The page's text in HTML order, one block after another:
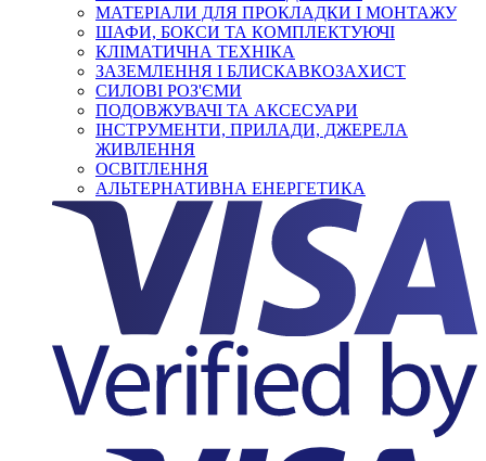
МАТЕРІАЛИ ДЛЯ ПРОКЛАДКИ І МОНТАЖУ
ШАФИ, БОКСИ ТА КОМПЛЕКТУЮЧІ
КЛІМАТИЧНА ТЕХНІКА
ЗАЗЕМЛЕННЯ І БЛИСКАВКОЗАХИСТ
СИЛОВІ РОЗ'ЄМИ
ПОДОВЖУВАЧІ ТА АКСЕСУАРИ
ІНСТРУМЕНТИ, ПРИЛАДИ, ДЖЕРЕЛА
ЖИВЛЕННЯ
ОСВІТЛЕННЯ
АЛЬТЕРНАТИВНА ЕНЕРГЕТИКА